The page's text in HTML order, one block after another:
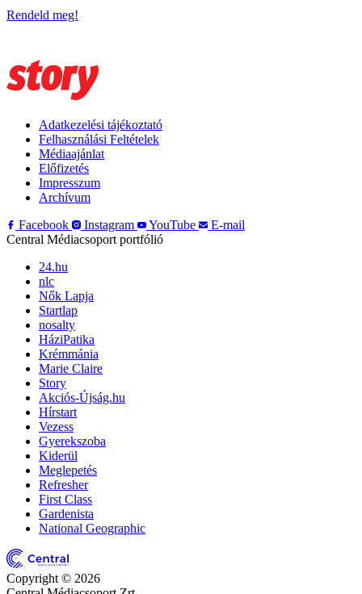
Rendeld meg!
Adatkezelési tájékoztató
Felhasználási Feltételek
Médiaajánlat
Előfizetés
Impresszum
Archívum
Facebook
Instagram YouTube
E-mail
Central Médiacsoport portfólió
24.hu
nlc
Nők Lapja
Startlap
nosalty
HáziPatika
Krémmánia
Marie Claire
Story
Akciós-Újság.hu
Hírstart
Vezess
Gyerekszoba
Kiderül
Meglepetés
Refresher
First Class
Gardenista
National Geographic
Copyright © 2026